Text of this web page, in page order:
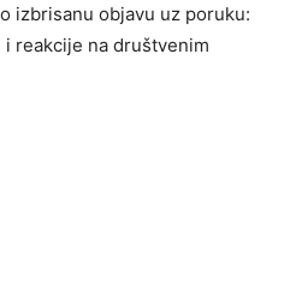
izbrisanu objavu uz poruku:
reakcije na društvenim